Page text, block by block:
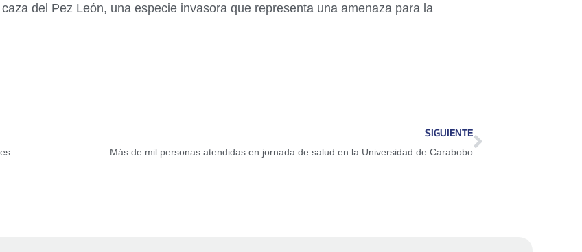
del Pez León, una especie invasora que representa una amenaza para la
SIGUIENTE
Más de mil personas atendidas en jornada de salud en la Universidad de Carabobo